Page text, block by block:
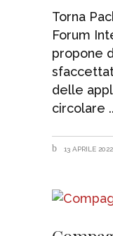
Torna
Forum
propone
delle
circolare
13 APRILE 2022